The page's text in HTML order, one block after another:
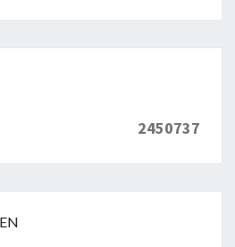
2450737